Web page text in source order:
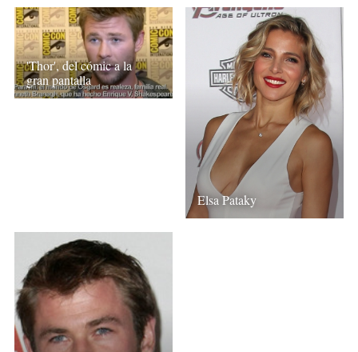
'Thor', del cómic a la
gran pantalla
Elsa Pataky